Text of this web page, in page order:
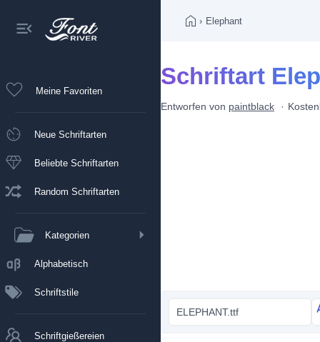
Meine Favoriten
Neue Schriftarten
Beliebte Schriftarten
Random Schriftarten
Kategorien
Alphabetisch
Schriftstile
Schriftgießereien
› Elephant
Schriftart
Entworfen von paintblack
ELEPHANT.ttf